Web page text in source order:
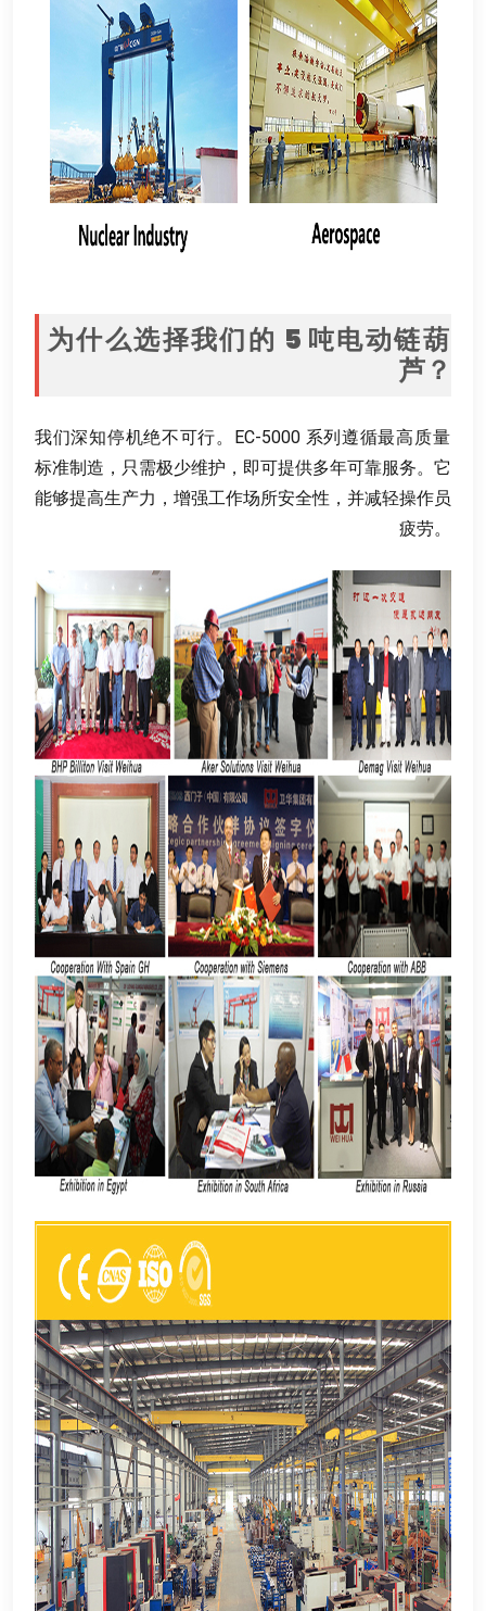
为什么选择我们的 5 吨电动链葫
芦？
我们深知停机绝不可行。 EC-5000 系列遵循最高质量
标准制造 ， 只需极少维护 ， 即可提供多年可靠服务。 它
能够提高生产力 ， 增强工作场所安全性 ， 并减轻操作员
疲劳。